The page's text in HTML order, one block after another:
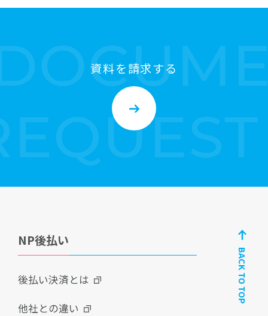
資料を請求する
BACK TO TOP
NP後払い
後払い決済とは
他社との違い